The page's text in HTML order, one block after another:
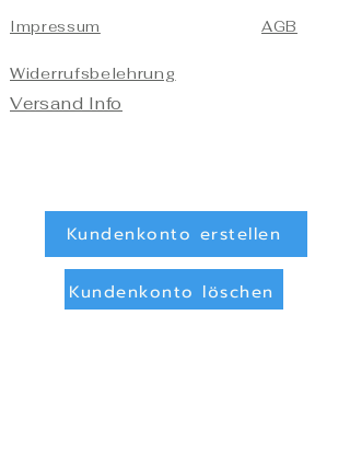
Impressum
Widerrufsbelehrung
Versand Info
AGB
Kundenkonto erstellen
Kundenkonto löschen